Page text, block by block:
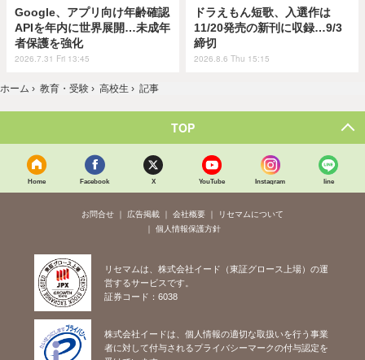
Google、アプリ向け年齢確認
APIを年内に世界展開…未成年
者保護を強化
2026.7.31 Fri 13:45
ドラえもん短歌、入選作は
11/20発売の新刊に収録…9/3
締切
2026.8.6 Thu 15:15
ホーム › 教育・受験 › 高校生 › 記事
TOP
Home Facebook X YouTube Instagram line
お問合せ 広告掲載 会社概要
リセマムについて
個人情報保護方針
リセマムは、株式会社イード（東証グロース上場）の運
営するサービスです。
証券コード：6038
株式会社イードは、個人情報の適切な取扱いを行う事業
者に対して付与されるプライバシーマークの付与認定を